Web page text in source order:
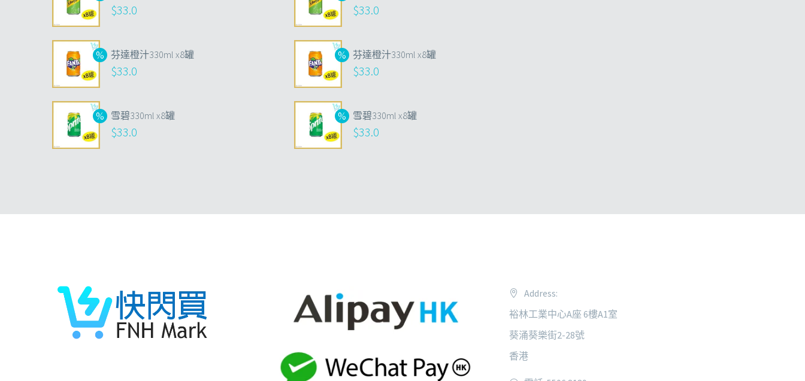
$33.0
芬達橙汁330ml x8罐
$33.0
雪碧330ml x8罐
$33.0
$33.0
芬達橙汁330ml x8罐
$33.0
雪碧330ml x8罐
$33.0
Address:
裕林工業中心A座 6樓A1室
葵涌葵樂街2-28號
香港